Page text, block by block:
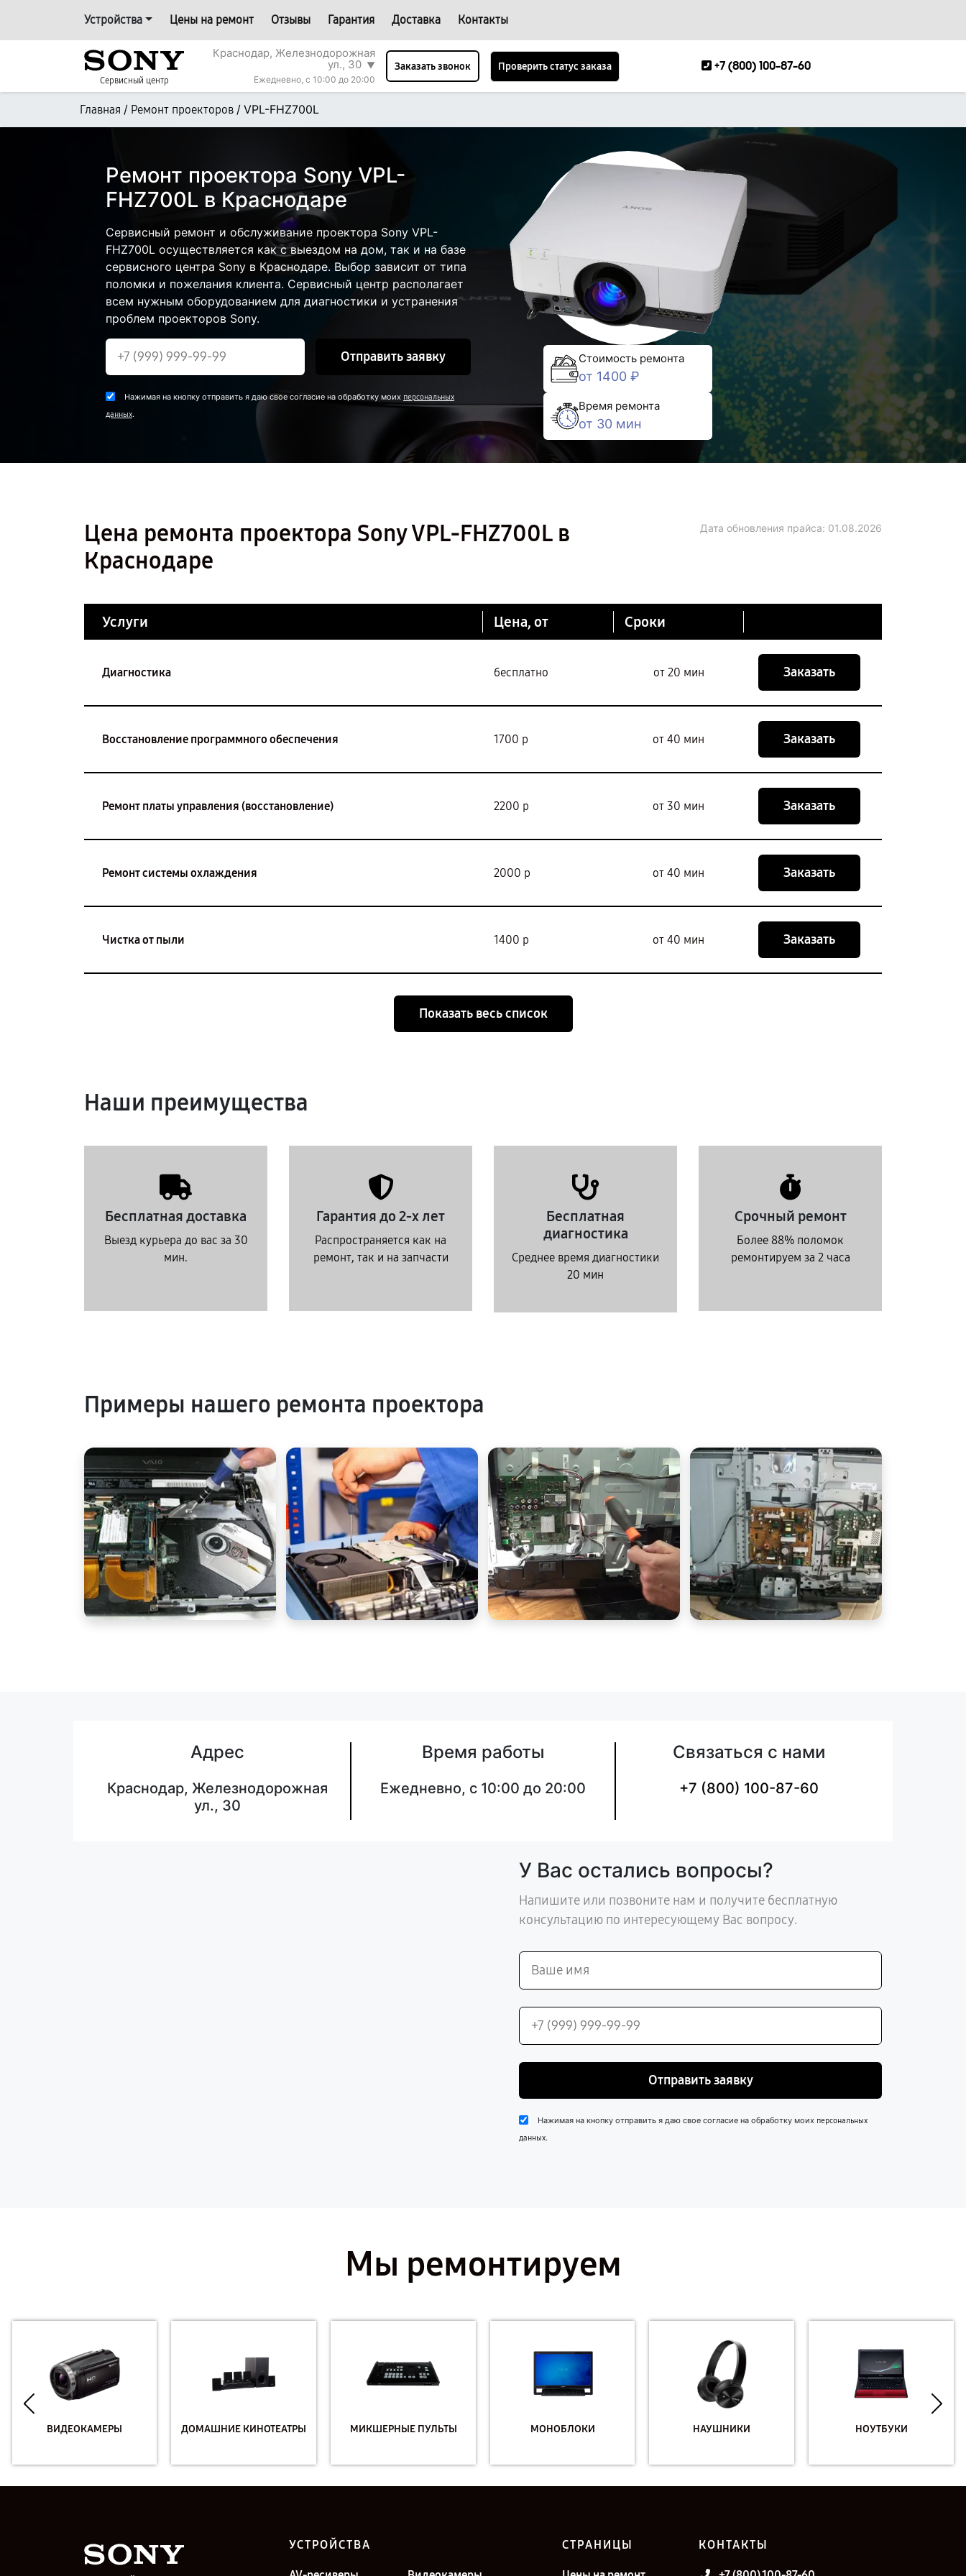
Устройства Цены на ремонт Отзывы Гарантия Доставка Контакты
Сервисный центр
Краснодар, Железнодорожная
ул., 30 ▼
Ежедневно, с 10:00 до 20:00
Заказать звонок Проверить статус заказа +7 (800) 100-87-60
Главная / Ремонт проекторов / VPL-FHZ700L
Ремонт проектора Sony VPL-
FHZ700L в Краснодаре
Сервисный ремонт и обслуживание проектора Sony VPL-
FHZ700L осуществляется как с выездом на дом, так и на базе
сервисного центра Sony в Краснодаре. Выбор зависит от типа
поломки и пожелания клиента. Сервисный центр располагает
всем нужным оборудованием для диагностики и устранения
проблем проекторов Sony.
Отправить заявку
Нажимая на кнопку отправить я даю свое согласие на обработку моих персональных
данных.
Стоимость ремонта
от 1400 ₽
Время ремонта
от 30 мин
Цена ремонта проектора Sony VPL-FHZ700L в
Краснодаре
Дата обновления прайса: 01.08.2026
Услуги Цена, от Сроки
Диагностика бесплатно от 20 мин Заказать
Восстановление программного обеспечения 1700 р от 40 мин Заказать
Ремонт платы управления (восстановление) 2200 р от 30 мин Заказать
Ремонт системы охлаждения 2000 р от 40 мин Заказать
Чистка от пыли 1400 р от 40 мин Заказать
Показать весь список
Наши преимущества
Бесплатная доставка
Выезд курьера до вас за 30
мин.
Гарантия до 2-х лет
Распространяется как на
ремонт, так и на запчасти
Бесплатная
диагностика
Среднее время диагностики
20 мин
Срочный ремонт
Более 88% поломок
ремонтируем за 2 часа
Примеры нашего ремонта проектора
Адрес
Краснодар, Железнодорожная
ул., 30
Время работы
Ежедневно, с 10:00 до 20:00
Связаться с нами
+7 (800) 100-87-60
У Вас остались вопросы?
Напишите или позвоните нам и получите бесплатную
консультацию по интересующему Вас вопросу.
Отправить заявку
Нажимая на кнопку отправить я даю свое согласие на обработку моих персональных
данных.
Мы ремонтируем
ВИДЕОКАМЕРЫ ДОМАШНИЕ КИНОТЕАТРЫ МИКШЕРНЫЕ ПУЛЬТЫ МОНОБЛОКИ НАУШНИКИ НОУТБУКИ
УСТРОЙСТВА СТРАНИЦЫ КОНТАКТЫ